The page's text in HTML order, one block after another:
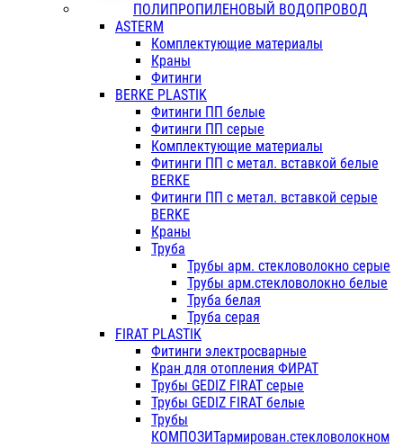
ПОЛИПРОПИЛЕНОВЫЙ ВОДОПРОВОД
ASTERM
Комплектующие материалы
Краны
Фитинги
BERKE PLASTIK
Фитинги ПП белые
Фитинги ПП серые
Комплектующие материалы
Фитинги ПП с метал. вставкой белые
BERKE
Фитинги ПП с метал. вставкой серые
BERKE
Краны
Труба
Трубы арм. стекловолокно серые
Трубы арм.стекловолокно белые
Труба белая
Труба серая
FIRAT PLASTIK
Фитинги электросварные
Кран для отопления ФИРАТ
Трубы GEDIZ FIRAT серые
Трубы GEDIZ FIRAT белые
Трубы
КОМПОЗИТармирован.стекловолокном